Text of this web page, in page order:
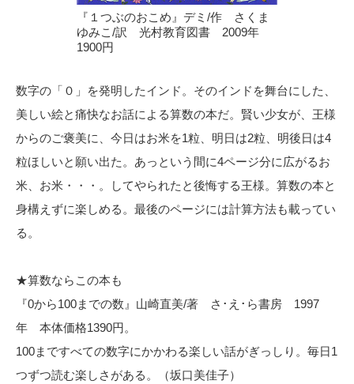
『１つぶのおこめ』デミ/作 さくま
ゆみこ/訳 光村教育図書 2009年
1900円
数字の「０」を発明したインド。そのインドを舞台にした、
美しい絵と痛快なお話による算数の本だ。賢い少女が、王様
からのご褒美に、今日はお米を1粒、明日は2粒、明後日は4
粒ほしいと願い出た。あっという間に4ページ分に広がるお
米、お米・・・。してやられたと後悔する王様。算数の本と
身構えずに楽しめる。最後のページには計算方法も載ってい
る。
★算数ならこの本も
『0から100までの数』山崎直美/著 さ･え･ら書房 1997
年 本体価格1390円。
100まですべての数字にかかわる楽しい話がぎっしり。毎日1
つずつ読む楽しさがある。（坂口美佳子）